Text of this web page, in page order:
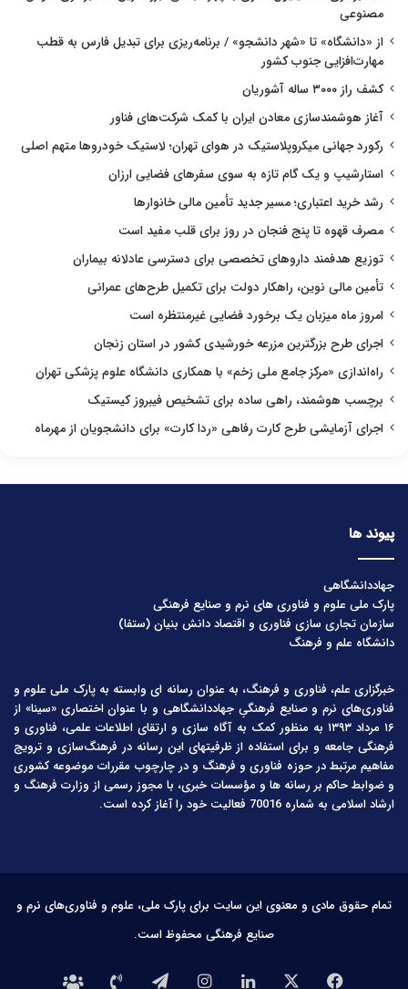
مصنوعی
از «دانشگاه» تا «شهر دانشجو» / برنامه‌ریزی برای تبدیل فارس به قطب
مهارت‌افزایی جنوب کشور
کشف راز ۳۰۰۰ ساله آشوریان
آغاز هوشمندسازی معادن ایران با کمک شرکت‌های فناور
رکورد جهانی میکروپلاستیک در هوای تهران؛ لاستیک خودروها متهم اصلی
استارشیپ و یک گام تازه به سوی سفرهای فضایی ارزان
رشد خرید اعتباری؛ مسیر جدید تأمین مالی خانوارها
مصرف قهوه تا پنج فنجان در روز برای قلب مفید است
توزیع هدفمند داروهای تخصصی برای دسترسی عادلانه بیماران
تأمین مالی نوین، راهکار دولت برای تکمیل طرح‌های عمرانی
امروز ماه میزبان یک برخورد فضایی غیرمنتظره است
اجرای طرح بزرگترین مزرعه خورشیدی کشور در استان زنجان
راه‌اندازی «مرکز جامع ملی زخم» با همکاری دانشگاه علوم پزشکی تهران
برچسب هوشمند، راهی ساده برای تشخیص فیبروز کیستیک
اجرای آزمایشی طرح کارت رفاهی «ردا کارت» برای دانشجویان از مهرماه
پیوند ها
جهاددانشگاهی
پارک ملی علوم و فناوری های نرم و صنایع فرهنگی
سازمان تجاری سازی فناوری و اقتصاد دانش بنیان (ستفا)
دانشگاه علم و فرهنگ
خبرگزاری علم، فناوری و فرهنگ، به عنوان رسانه ای وابسته به پارک ملی علوم و
فناوری‌های نرم و صنایع فرهنگیِ جهاددانشگاهی و با عنوان اختصاری «سینا» از
۱۶ مرداد ۱۳۹۳ به منظور کمک به آگاه سازی و ارتقای اطلاعات علمی، فناوری و
فرهنگی جامعه و برای استفاده از ظرفیتهای این رسانه در فرهنگ‌سازی و ترویج
مفاهیم مرتبط در حوزه فناوری و فرهنگ و در چارچوب مقررات موضوعه کشوری
و ضوابط حاکم بر رسانه ها و مؤسسات خبری، با مجوز رسمی از وزارت فرهنگ و
ارشاد اسلامی به شماره 70016 فعالیت خود را آغاز کرده است.
تمام حقوق مادی و معنوی این سایت برای پارک ملی، علوم و فناوری‌های نرم و
صنایع فرهنگی محفوظ است.
فیس لینکدیناینستاگرامتلگرامتماس درباره